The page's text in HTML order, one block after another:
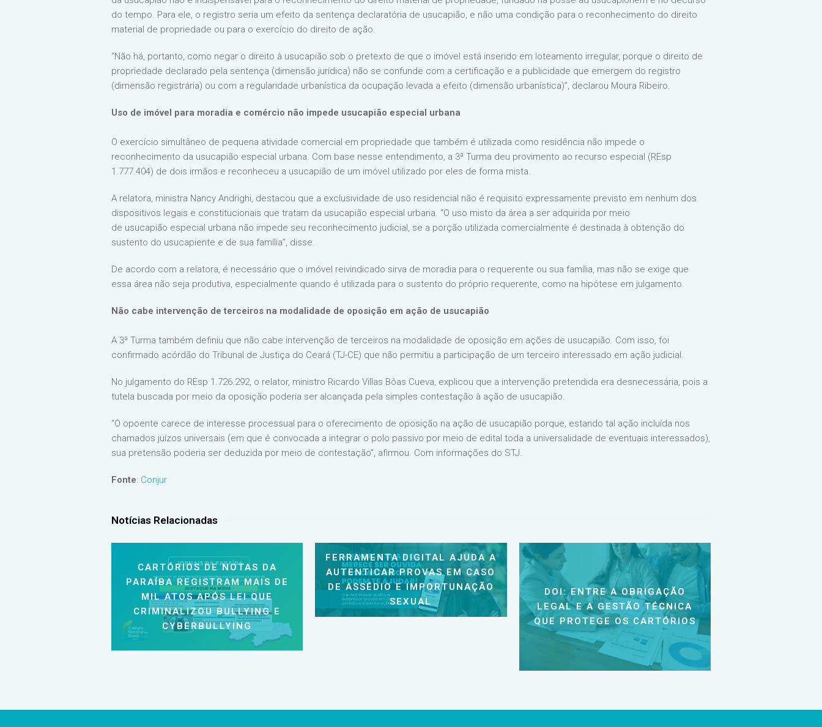
do tempo. Para ele, o registro seria um efeito da sentença declaratória de usucapião, e não uma condição para o reconhecimento do direito
material de propriedade ou para o exercício do direito de ação.
“Não há, portanto, como negar o direito à usucapião sob o pretexto de que o imóvel está inserido em loteamento irregular, porque o direito de
propriedade declarado pela sentença (dimensão jurídica) não se confunde com a certificação e a publicidade que emergem do registro
(dimensão registrária) ou com a regularidade urbanística da ocupação levada a efeito (dimensão urbanística)”, declarou Moura Ribeiro.
Uso de imóvel para moradia e comércio não impede usucapião especial urbana
O exercício simultâneo de pequena atividade comercial em propriedade que também é utilizada como residência não impede o
reconhecimento da usucapião especial urbana. Com base nesse entendimento, a 3ª Turma deu provimento ao recurso especial (REsp
1.777.404) de dois irmãos e reconheceu a usucapião de um imóvel utilizado por eles de forma mista.
A relatora, ministra Nancy Andrighi, destacou que a exclusividade de uso residencial não é requisito expressamente previsto em nenhum dos
dispositivos legais e constitucionais que tratam da usucapião especial urbana. “O uso misto da área a ser adquirida por meio
de usucapião especial urbana não impede seu reconhecimento judicial, se a porção utilizada comercialmente é destinada à obtenção do
sustento do usucapiente e de sua família”, disse.
De acordo com a relatora, é necessário que o imóvel reivindicado sirva de moradia para o requerente ou sua família, mas não se exige que
essa área não seja produtiva, especialmente quando é utilizada para o sustento do próprio requerente, como na hipótese em julgamento.
Não cabe intervenção de terceiros na modalidade de oposição em ação de usucapião
A 3ª Turma também definiu que não cabe intervenção de terceiros na modalidade de oposição em ações de usucapião. Com isso, foi
confirmado acórdão do Tribunal de Justiça do Ceará (TJ-CE) que não permitiu a participação de um terceiro interessado em ação judicial.
No julgamento do REsp 1.726.292, o relator, ministro Ricardo Villas Bôas Cueva, explicou que a intervenção pretendida era desnecessária, pois a
tutela buscada por meio da oposição poderia ser alcançada pela simples contestação à ação de usucapião.
“O opoente carece de interesse processual para o oferecimento de oposição na ação de usucapião porque, estando tal ação incluída nos
chamados juízos universais (em que é convocada a integrar o polo passivo por meio de edital toda a universalidade de eventuais interessados),
sua pretensão poderia ser deduzida por meio de contestação”, afirmou. Com informações do STJ.
Fonte: Conjur
Notícias Relacionadas
CARTÓRIOS DE NOTAS DA
PARAÍBA REGISTRAM MAIS DE
MIL ATOS APÓS LEI QUE
CRIMINALIZOU BULLYING E
CYBERBULLYING
FERRAMENTA DIGITAL AJUDA A
AUTENTICAR PROVAS EM CASO
DE ASSÉDIO E IMPORTUNAÇÃO
SEXUAL
DOI: ENTRE A OBRIGAÇÃO
LEGAL E A GESTÃO TÉCNICA
QUE PROTEGE OS CARTÓRIOS